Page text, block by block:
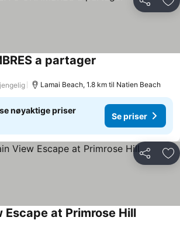
Del
a partager
Lamai Beach, 1.8 km til Natien Beach
nøyaktige priser
Se priser
Del
Escape at Primrose Hill